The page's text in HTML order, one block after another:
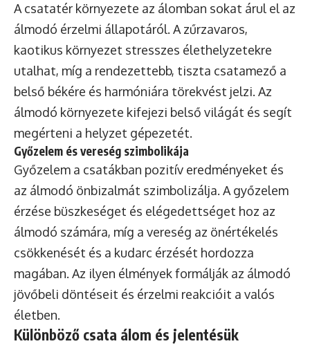
A csatatér környezete az álomban sokat árul el az
álmodó érzelmi állapotáról. A zűrzavaros,
kaotikus környezet stresszes élethelyzetekre
utalhat, míg a rendezettebb, tiszta csatamező a
belső békére és harmóniára törekvést jelzi. Az
álmodó környezete kifejezi belső világát és segít
megérteni a helyzet gépezetét.
Győzelem és vereség szimbolikája
Győzelem a csatákban pozitív eredményeket és
az álmodó önbizalmát szimbolizálja. A győzelem
érzése büszkeséget és elégedettséget hoz az
álmodó számára, míg a vereség az önértékelés
csökkenését és a kudarc érzését hordozza
magában. Az ilyen élmények formálják az álmodó
jövőbeli döntéseit és érzelmi reakcióit a valós
életben.
Különböző csata álom és jelentésük